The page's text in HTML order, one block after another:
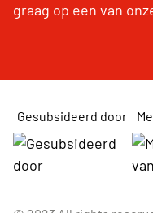
graag op een van
Gesubsideerd door